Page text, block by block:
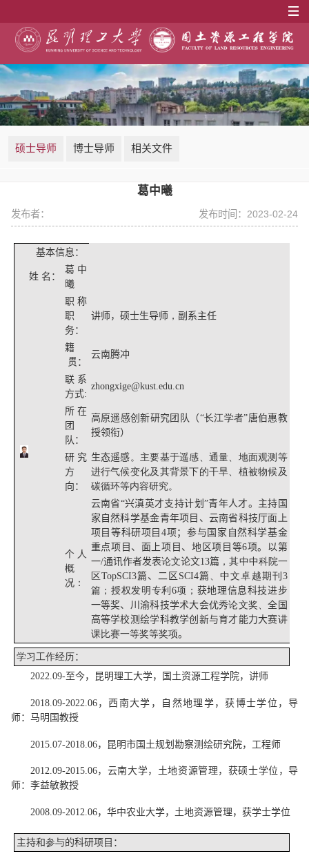
硕士导师 博士导师 相关文件
葛中曦
发布者： 发布时间：2023-02-24
基本信息：
姓 名 ：
葛中
曦
职称
职
务：
讲师，硕士生导师 ， 副系主任
籍
贯 ：
云南腾冲
联系
方式:
zhongxige@kust.edu.cn
所在
团
队：
高原遥感创新研究团队（“长江学者”唐伯惠教
授领衔）
研究
方
向 ：
生态遥感 。主要基于遥感、通量、地面观测等
进行气候变化及其背景下的干旱、植被物候及
碳循环等内容研究。
个人
概
况：
云南省“兴滇英才支持计划”青年人才。主持国
家自然科学基金青年项目、云南省科技厅面上
项目等科研项目4项；参与国家自然科学基金
重点项目、面上项目、地区项目等6项。以第
一/通讯作者发表论文论文13篇 ，其中中科院一
区 TopSCI3篇、二区 SCI4篇 、中文卓越期刊 3
篇 ；授权发明 专利 6项； 获地理信息科技进步
一等奖、 川渝科技学术大会优秀论文奖 、全国
高等学校测绘学科教学创新与育才能力大赛讲
课比赛一等奖等奖项。
学习工作经历 ：
2022. 09-至今， 昆明理工大学， 国土资源工程学院， 讲师
2018. 09-2022. 06，西南大学 ， 自然地理学 ，获博士学位，导
师：马明国教授
2015. 07-2018. 06， 昆明市国土规划勘察测绘研究院， 工程师
2012.09-2015.06， 云南大学， 土地资源管理 ， 获硕士学位，导
师： 李益敏教授
2008.09-2012.06， 华中农业大学， 土地资源管理 ， 获学士学位
主持和参与的科研项目：